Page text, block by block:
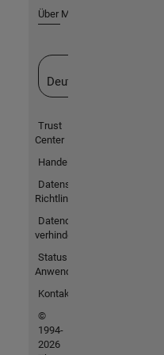
Über MathWorks
Deutschland
Trust
Center
Handelsmarken
Datenschutz-
Richtlinien
Datendiebstahl
verhindern
Status von
Anwendungen
Kontakt
©
1994-
2026